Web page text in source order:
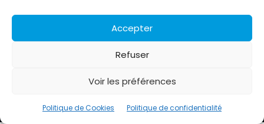
Accepter
Refuser
Voir les préférences
Politique de Cookies Politique de confidentialité
© Copyright - Alternative Média
Politique de confidentialité
Politique de Cookies